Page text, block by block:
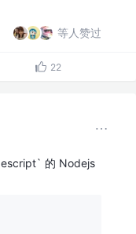
等人赞过
22
的 Nodejs